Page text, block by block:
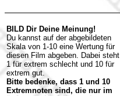
BILD Dir Deine Meinung!
Du kannst auf der abgebildeten
Skala von 1-10 eine Wertung für
diesen Film abgeben. Dabei steht
1 für extrem schlecht und 10 für
extrem gut.
Bitte bedenke, dass 1 und 10
Extremnoten sind, die nur im